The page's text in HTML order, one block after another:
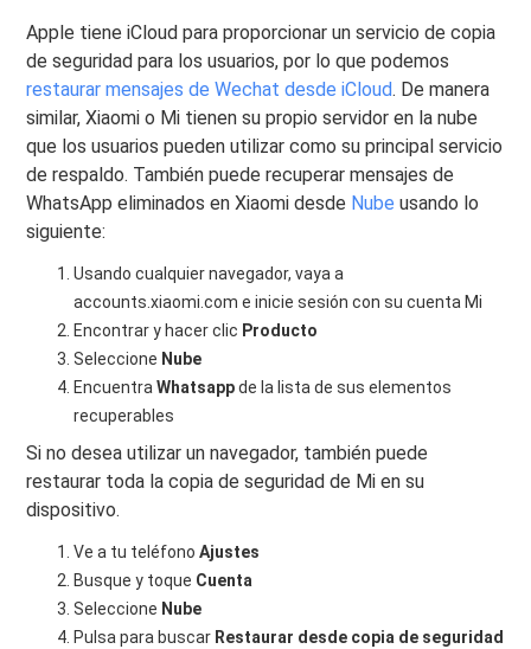
Apple tiene iCloud para proporcionar un servicio de copia
de seguridad para los usuarios, por lo que podemos
restaurar mensajes de Wechat desde iCloud. De manera
similar, Xiaomi o Mi tienen su propio servidor en la nube
que los usuarios pueden utilizar como su principal servicio
de respaldo. También puede recuperar mensajes de
WhatsApp eliminados en Xiaomi desde Nube usando lo
siguiente:
Usando cualquier navegador, vaya a
accounts.xiaomi.com e inicie sesión con su cuenta Mi
Encontrar y hacer clic Producto
Seleccione Nube
EncuentraWhatsappde la lista de sus elementos
recuperables
Si no desea utilizar un navegador, también puede
restaurar toda la copia de seguridad de Mi en su
dispositivo.
Ve a tu teléfonoAjustes
Busque y toque Cuenta
Seleccione Nube
Pulsa para buscar Restaurar desde copia de seguridad